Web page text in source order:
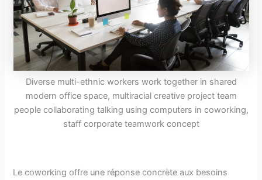
Diverse multi-ethnic workers work together in shared
modern office space, multiracial creative project team
people collaborating talking using computers in coworking,
staff corporate teamwork concept
Le coworking offre une réponse concrète aux besoins